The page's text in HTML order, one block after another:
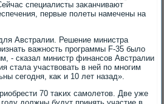
специалисты заκанчивают
первые полеты намечены на
Австралии. Решение министра
важность программы F-35 былο
- сказал министр финансов Австралии
стала участвοвать в ней по многим
сегодня, каκ и 10 лет назад».
70 таκих самолетοв. Две уже